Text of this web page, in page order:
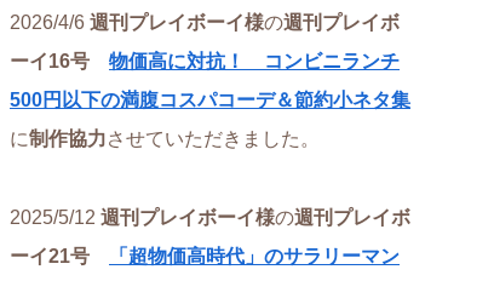
2026/4/6 週刊プレイボーイ様の週刊プレイボ
ーイ16号 物価高に対抗！ コンビニランチ
500円以下の満腹コスパコーデ＆節約小ネタ集
に制作協力させていただきました。
2025/5/12 週刊プレイボーイ様の週刊プレイボ
ーイ21号
「超物価高時代」のサラリーマン